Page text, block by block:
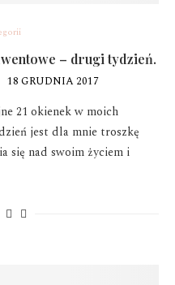
– drugi tydzień.
18 GRUDNIA 2017
21 okienek w moich
jest dla mnie troszkę
się nad swoim życiem i